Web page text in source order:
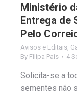
Ministério
Entrega de
Pelo
Avisos e Editais
By Filipa Pais 4
Solicita-se a
sementes não